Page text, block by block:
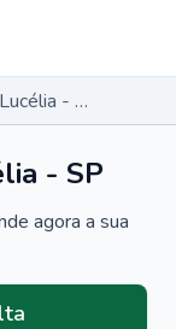
Angiologista em Lucélia - SP
- SP
agora a sua